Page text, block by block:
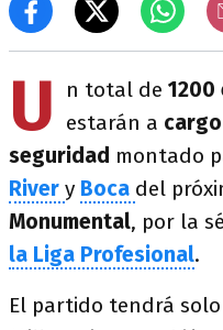
U n total de
estarán a cargo
seguridad montado
River y Boca del
Monumental, por la
la Liga Profesional.
El partido tendrá